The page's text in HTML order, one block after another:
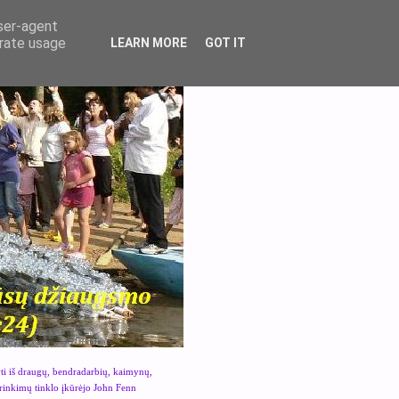
iš draugų, bendradarbių, kaimynų,
tinklo įkūrėjo John Fenn
agent
usage
LEARN MORE GOT IT